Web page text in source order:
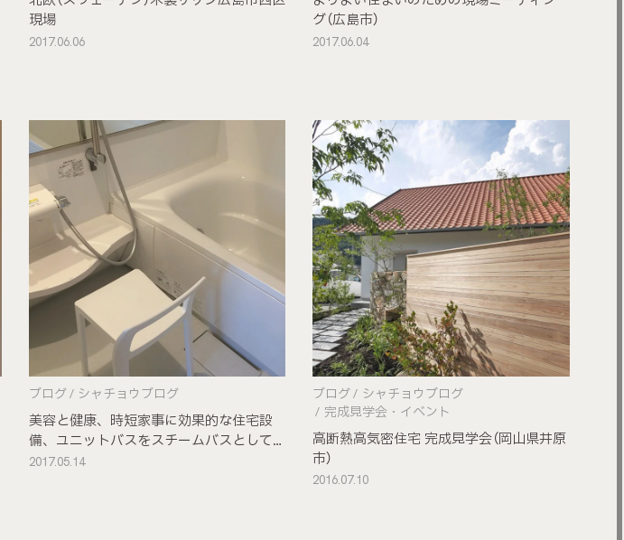
現場
2017.06.06
グ（広島市）
2017.06.04
美容と健康、時短家事に効果的な住宅設
備、ユニットバスをスチームバスとして
使う
ブログ シャチョウブログ
2017.05.14
高断熱高気密住宅 完成見学会（岡山県井原
市）
ブログ
シャチョウブログ
完成見学会・イベント
2016.07.10